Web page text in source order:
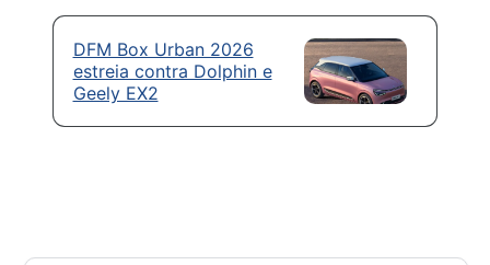
DFM Box Urban 2026
estreia contra Dolphin e
Geely EX2